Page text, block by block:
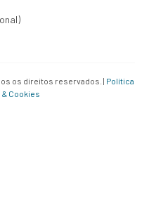
os direitos reservados. | Política
Cookies